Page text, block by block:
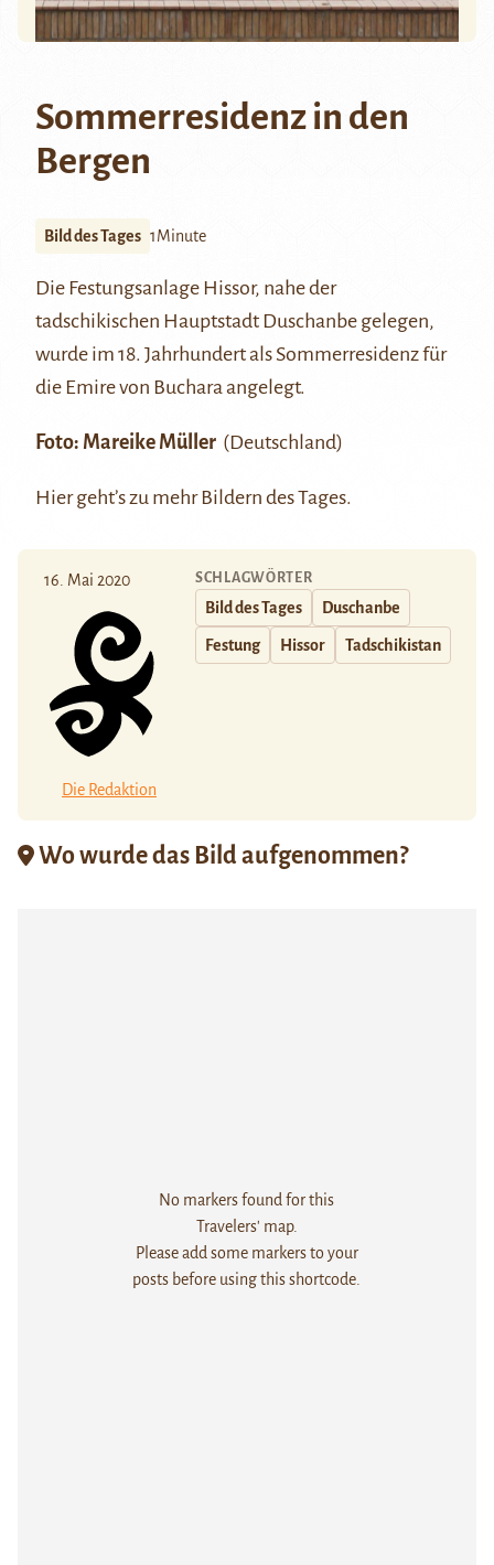
Sommerresidenz in den
Bergen
Bild des Tages 1Minute
Die Festungsanlage Hissor, nahe der
tadschikischen Hauptstadt Duschanbe gelegen,
wurde im 18. Jahrhundert als Sommerresidenz für
die Emire von Buchara angelegt.
Foto: Mareike Müller (Deutschland)
Hiergeht’s zu mehr Bildern des Tages.
16. Mai 2020
Die Redaktion
SCHLAGWÖRTER
Bild des Tages Duschanbe
Festung Hissor Tadschikistan
Wo wurde das Bild aufgenommen?
No markers found for this
Travelers' map.
Please add some markers to your
posts before using this shortcode.